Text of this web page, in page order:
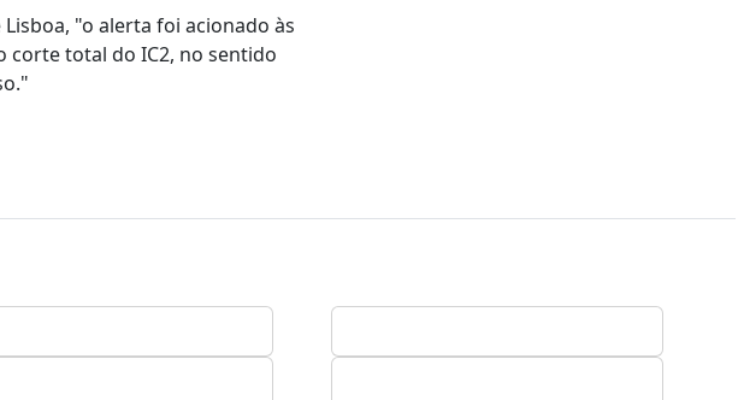
"o alerta foi acionado às
corte total do IC2, no sentido